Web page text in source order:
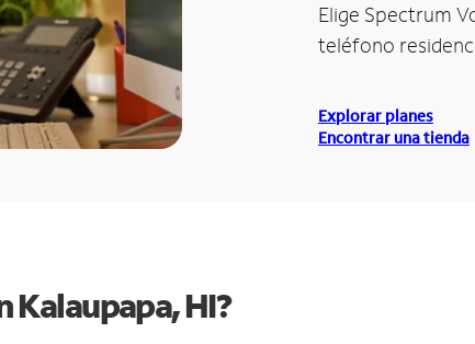
Elige Spectrum
teléfono
Explorar planes
Encontrar una tienda
Kalaupapa, HI?